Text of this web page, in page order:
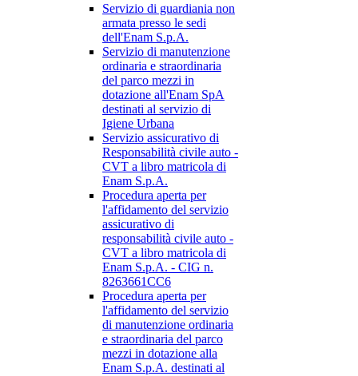
Servizio di guardiania non
armata presso le sedi
dell'Enam S.p.A.
Servizio di manutenzione
ordinaria e straordinaria
del parco mezzi in
dotazione all'Enam SpA
destinati al servizio di
Igiene Urbana
Servizio assicurativo di
Responsabilità civile auto -
CVT a libro matricola di
Enam S.p.A.
Procedura aperta per
l'affidamento del servizio
assicurativo di
responsabilità civile auto -
CVT a libro matricola di
Enam S.p.A. - CIG n.
8263661CC6
Procedura aperta per
l'affidamento del servizio
di manutenzione ordinaria
e straordinaria del parco
mezzi in dotazione alla
Enam S.p.A. destinati al